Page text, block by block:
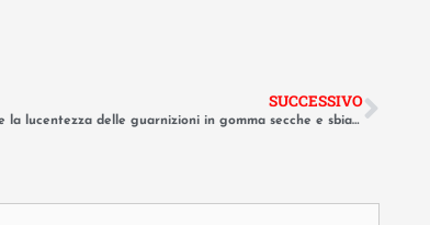
SUCCESSIVO
Come ripristinare la lucentezza delle guarnizioni in gomma secche e sbiadite